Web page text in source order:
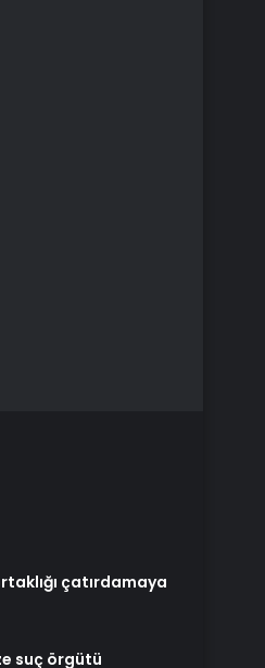
çatırdamaya
suç örgütü